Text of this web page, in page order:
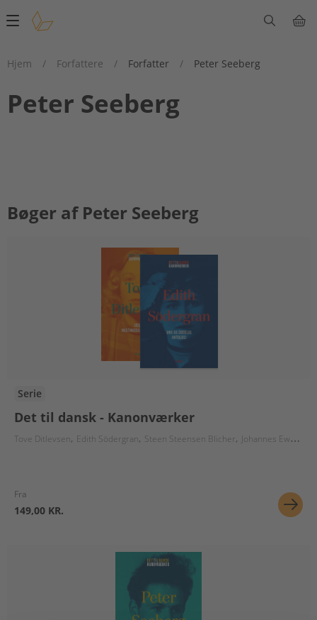
Main
Hjem
/ Forfattere / Forfatter / Peter Seeberg
Peter Seeberg
Bøger af Peter Seeberg
Serie
Det til dansk - Kanonværker
Tove Ditlevsen Edith Södergran Steen Steensen Blicher Johannes Ewald
Fra
149,00 KR.